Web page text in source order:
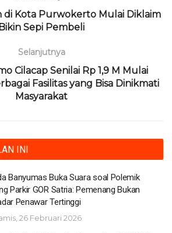
di Kota Purwokerto Mulai Diklaim
Bikin Sepi Pembeli
Selanjutnya
Cilacap Senilai Rp 1,9 M Mulai
Fasilitas yang Bisa Dinikmati
Masyarakat
INI
Banyumas Buka Suara soal Polemik
Parkir GOR Satria: Pemenang Bukan
Penawar Tertinggi
26 Februari 2026